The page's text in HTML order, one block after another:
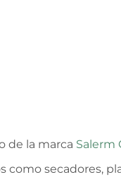
de la marca Salerm
como secadores,